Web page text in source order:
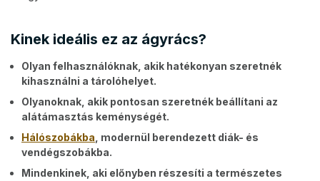
Kinek ideális ez az ágyrács?
Olyan felhasználóknak, akik hatékonyan szeretnék
kihasználni a tárolóhelyet.
Olyanoknak, akik pontosan szeretnék beállítani az
alátámasztás keménységét.
Hálószobákba , modernül berendezett diák- és
vendégszobákba.
Mindenkinek, aki előnyben részesíti a természetes